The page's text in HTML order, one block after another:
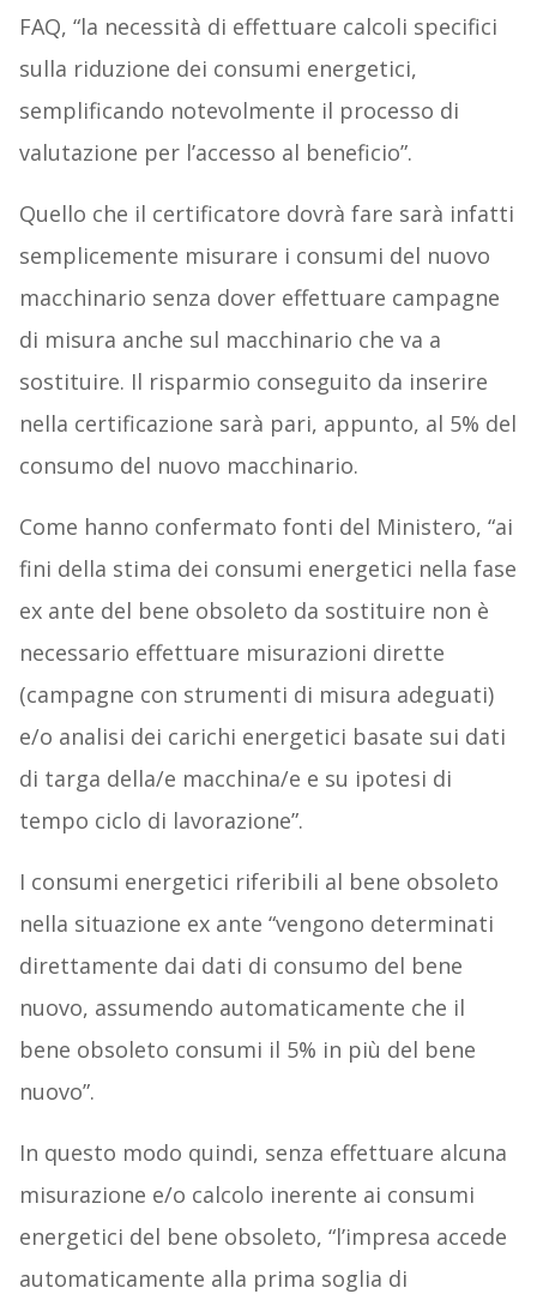
FAQ, “la necessità di effettuare calcoli specifici
sulla riduzione dei consumi energetici,
semplificando notevolmente il processo di
valutazione per l’accesso al beneficio”.
Quello che il certificatore dovrà fare sarà infatti
semplicemente misurare i consumi del nuovo
macchinario senza dover effettuare campagne
di misura anche sul macchinario che va a
sostituire. Il risparmio conseguito da inserire
nella certificazione sarà pari, appunto, al 5% del
consumo del nuovo macchinario.
Come hanno confermato fonti del Ministero, “ai
fini della stima dei consumi energetici nella fase
ex ante del bene obsoleto da sostituire non è
necessario effettuare misurazioni dirette
(campagne con strumenti di misura adeguati)
e/o analisi dei carichi energetici basate sui dati
di targa della/e macchina/e e su ipotesi di
tempo ciclo di lavorazione”.
I consumi energetici riferibili al bene obsoleto
nella situazione ex ante “vengono determinati
direttamente dai dati di consumo del bene
nuovo, assumendo automaticamente che il
bene obsoleto consumi il 5% in più del bene
nuovo”.
In questo modo quindi, senza effettuare alcuna
misurazione e/o calcolo inerente ai consumi
energetici del bene obsoleto, “l’impresa accede
automaticamente alla prima soglia di